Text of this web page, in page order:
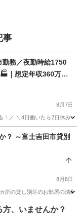
事
勤務／夜勤時給1750
｜想定年収360万円
安曇野市【14110
8月7日
／ ＼4日働いたら2日休み
？ ～富士吉田市貸別
8月6日
所の貸し別荘のお部屋の清
、いませんか？